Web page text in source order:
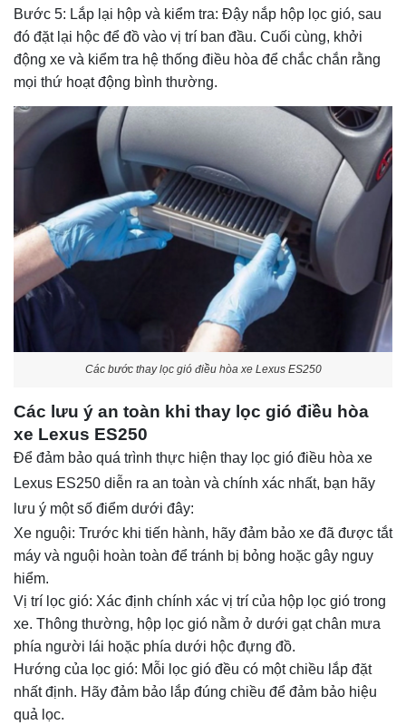
Bước 5: Lắp lại hộp và kiểm tra: Đậy nắp hộp lọc gió, sau
đó đặt lại hộc để đồ vào vị trí ban đầu. Cuối cùng, khởi
động xe và kiểm tra hệ thống điều hòa để chắc chắn rằng
mọi thứ hoạt động bình thường.
Các bước thay lọc gió điều hòa xe Lexus ES250
Các lưu ý an toàn khi thay lọc gió điều hòa
xe Lexus ES250
Để đảm bảo quá trình thực hiện thay lọc gió điều hòa xe
Lexus ES250 diễn ra an toàn và chính xác nhất, bạn hãy
lưu ý một số điểm dưới đây:
Xe nguội: Trước khi tiến hành, hãy đảm bảo xe đã được tắt
máy và nguội hoàn toàn để tránh bị bỏng hoặc gây nguy
hiểm.
Vị trí lọc gió: Xác định chính xác vị trí của hộp lọc gió trong
xe. Thông thường, hộp lọc gió nằm ở dưới gạt chân mưa
phía người lái hoặc phía dưới hộc đựng đồ.
Hướng của lọc gió: Mỗi lọc gió đều có một chiều lắp đặt
nhất định. Hãy đảm bảo lắp đúng chiều để đảm bảo hiệu
quả lọc.